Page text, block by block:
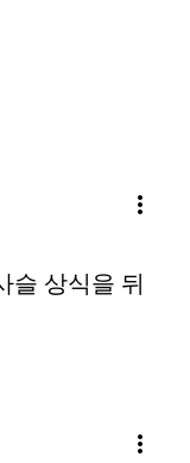
more_vert
상식을 뒤
more_vert